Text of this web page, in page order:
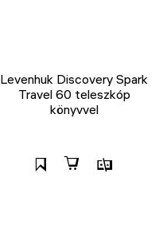
Levenhuk Discovery Spark
Travel 60 teleszkóp
könyvvel